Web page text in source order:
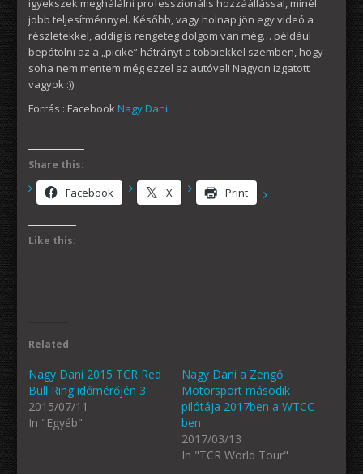
igyekszek meghálálni professzionális hozzáállással, minél
jobb teljesítménnyel. Később, vagy holnap jön egy videó a
részletekkel, addig is rengeteg dolgom van még… például
bepótolni az a „picike” hátrányt a többiekkel szemben, hogy
soha nem mentem még ezzel az autóval! Nagyon izgatott
vagyok :))
Forrás : Facebook Nagy Dani
Share this:
Facebook X Print
Like this:
Related
Nagy Dani 2015 TCR Red
Bull Ring időmérőjén 3.
2015/07/11
In "Egyéb"
Nagy Dani a Zengő
Motorsport második
pilótája 2017ben a WTCC-
ben
2017/03/13
In "TCR World Tour"